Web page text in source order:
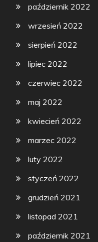
październik 2022
wrzesień 2022
sierpień 2022
lipiec 2022
czerwiec 2022
maj 2022
kwiecień 2022
marzec 2022
luty 2022
styczeń 2022
grudzień 2021
listopad 2021
październik 2021